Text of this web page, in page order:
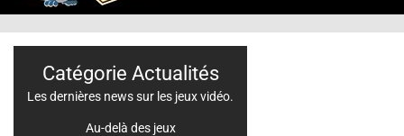
Catégorie Actualités
Les dernières news sur les jeux vidéo.
Au-delà des jeux